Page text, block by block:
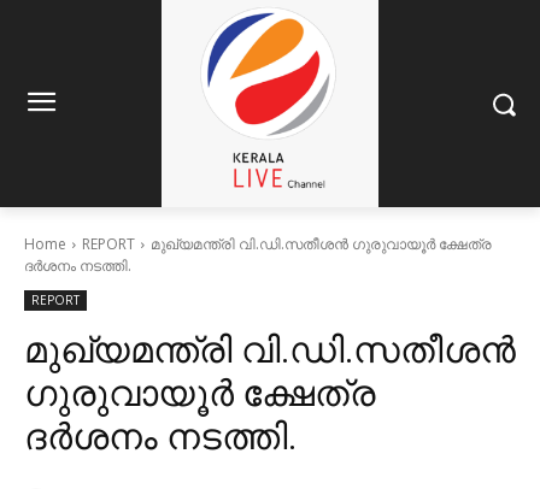
Home REPORT
മുഖ്യമന്ത്രി വി.ഡി.സതീശൻ ഗുരുവായൂർ ക്ഷേത്ര
ദർശനം നടത്തി.
REPORT
മുഖ്യമന്ത്രി വി.ഡി.സതീശൻ
ഗുരുവായൂർ ക്ഷേത്ര
ദർശനം നടത്തി.